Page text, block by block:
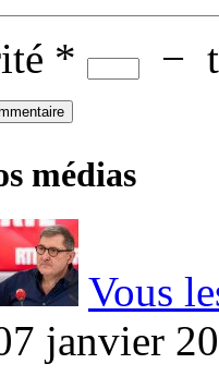
* −
médias
Vous
janvier